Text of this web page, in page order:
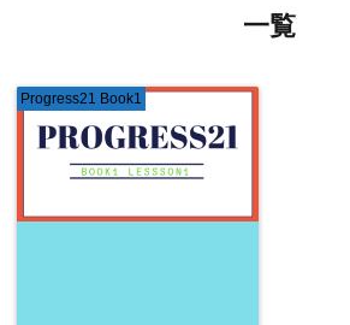
一覧
Progress21 Book1